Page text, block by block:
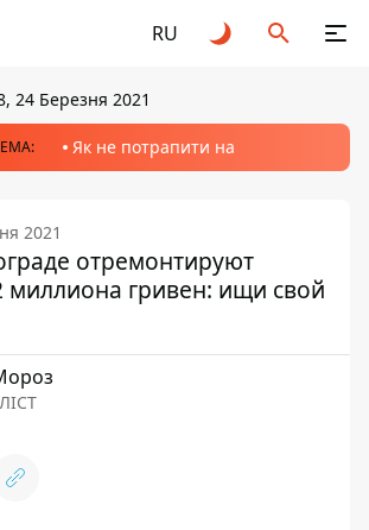
RU
24 Березня 2021
Як не потрапити на
2021
отремонтируют
миллиона гривен: ищи свой